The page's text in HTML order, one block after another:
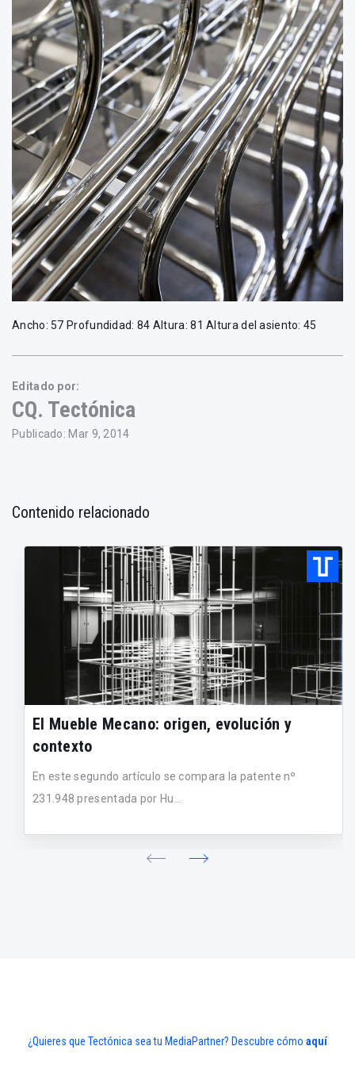
Ancho: 57 Profundidad: 84 Altura: 81 Altura del asiento: 45
Editado por:
CQ. Tectónica
Publicado: Mar 9, 2014
Contenido relacionado
El Mueble Mecano: origen, evolución y
contexto
En este segundo artículo se compara la patente nº
231.948 presentada por Hu...
¿Quieres que Tectónica sea tu MediaPartner? Descubre cómo aquí